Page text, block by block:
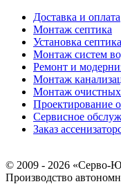
Доставка и оплата
Монтаж септика
Установка септика
Монтаж систем
Ремонт и
Монтаж
Монтаж очистных
Проектирование
Сервисное
Заказ
© 2009 - 2026 «Серво-
Производство